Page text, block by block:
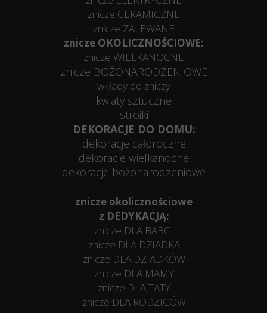
znicze CERAMICZNE
znicze ZALEWANE
znicze OKOLICZNOŚCIOWE:
znicze WIELKANOCNE
znicze BOŻONARODZENIOWE
wkłady do zniczy
kwiaty sztuczne
stroiki
DEKORACJE DO DOMU:
dekoracje całoroczne
dekoracje wielkanocne
dekoracje bożonarodzeniowe
znicze okolicznościowe
z DEDYKACJĄ:
znicze DLA BABCI
znicze DLA DZIADKA
znicze DLA DZIADKÓW
znicze DLA MAMY
znicze DLA TATY
znicze DLA RODZICÓW